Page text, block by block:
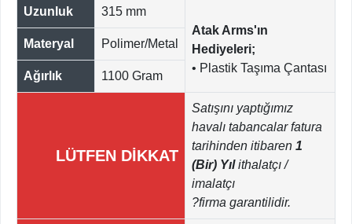
Atak Arms'ın
Hediyeleri;
• Plastik Taşıma Çantası
Uzunluk 315 mm
Materyal Polimer/Metal
Ağırlık 1100 Gram
LÜTFEN DİKKAT
Satışını yaptığımız
havalı tabancalar fatura
tarihinden itibaren 1
(Bir) Yılithalatçı /
imalatçı
?firma garantilidir.